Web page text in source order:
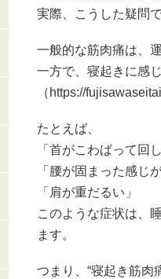
実際、こうした疑問
一般的な筋肉痛は、
一方で、寝起きに感
（ https://
たとえば、
「首がこわばって回
「腰が固まった感じ
「肩が重だるい」
このような症状は、
ます。
つまり、“寝起き筋肉